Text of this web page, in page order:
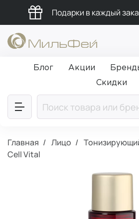
Подарки в каждый
Бесплатная доставка
Промокод
Блог Акции
Скидки
Главная Лицо
Cell Vital